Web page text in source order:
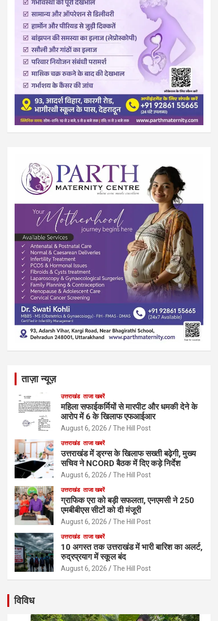
ताज़ा न्यूज़
उत्तराखंड ताजा खबरें
महिला सफाईकर्मियों से मारपीट और धमकी देने के
आरोप में 6 के खिलाफ एफआईआर
August 6, 2026 The Hill Post
उत्तराखंड ताजा खबरें
उत्तराखंड में ड्रग्स के खिलाफ सख्ती बढ़ेगी, मुख्य
सचिव ने NCORD बैठक में दिए कड़े निर्देश
August 6, 2026 The Hill Post
उत्तराखंड ताजा खबरें
ग्राफिक एरा को बड़ी सफलता, एनएमसी ने 250
एमबीबीएस सीटों को दी मंजूरी
August 6, 2026 The Hill Post
उत्तराखंड ताजा खबरें
10 अगस्त तक उत्तराखंड में भारी बारिश का अलर्ट,
रुद्रप्रयाग में स्कूल बंद
August 6, 2026 The Hill Post
विविध